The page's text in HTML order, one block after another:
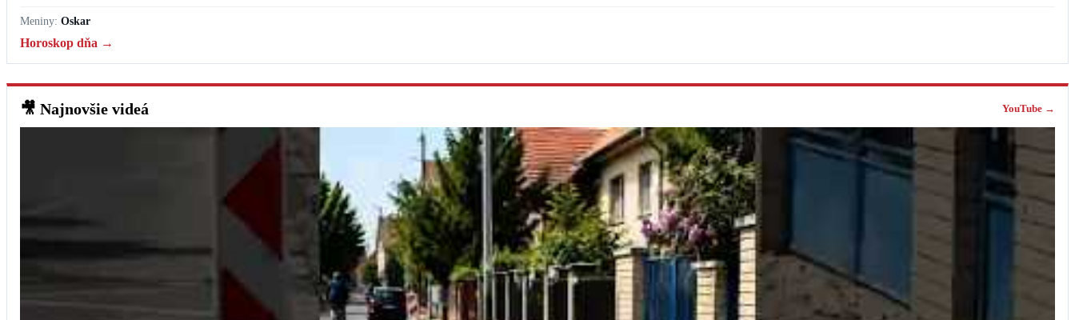
Meniny: Oskar
Horoskop dňa →
🎥 Najnovšie videá YouTube →